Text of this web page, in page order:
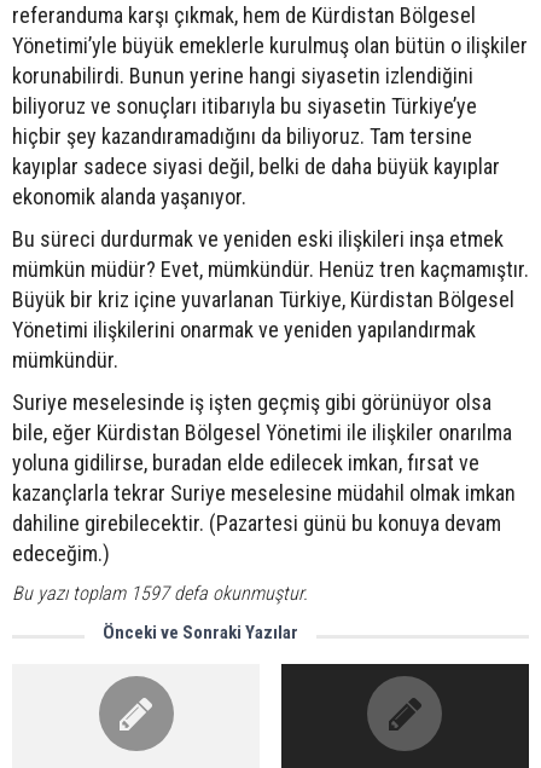
referanduma karşı çıkmak, hem de Kürdistan Bölgesel
Yönetimi’yle büyük emeklerle kurulmuş olan bütün o ilişkiler
korunabilirdi. Bunun yerine hangi siyasetin izlendiğini
biliyoruz ve sonuçları itibarıyla bu siyasetin Türkiye’ye
hiçbir şey kazandıramadığını da biliyoruz. Tam tersine
kayıplar sadece siyasi değil, belki de daha büyük kayıplar
ekonomik alanda yaşanıyor.
Bu süreci durdurmak ve yeniden eski ilişkileri inşa etmek
mümkün müdür? Evet, mümkündür. Henüz tren kaçmamıştır.
Büyük bir kriz içine yuvarlanan Türkiye, Kürdistan Bölgesel
Yönetimi ilişkilerini onarmak ve yeniden yapılandırmak
mümkündür.
Suriye meselesinde iş işten geçmiş gibi görünüyor olsa
bile, eğer Kürdistan Bölgesel Yönetimi ile ilişkiler onarılma
yoluna gidilirse, buradan elde edilecek imkan, fırsat ve
kazançlarla tekrar Suriye meselesine müdahil olmak imkan
dahiline girebilecektir. (Pazartesi günü bu konuya devam
edeceğim.)
Bu yazı toplam 1597 defa okunmuştur.
Önceki ve Sonraki Yazılar